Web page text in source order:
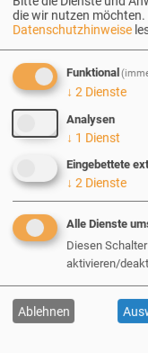
E
Mathias'
die wir nutzen möchten.
Datenschutzhinweise
Funktional
↓ 2 Dienste
Analysen
↓ 1 Dienst
Eingebettete
↓ 2 Dienste
Alle Dienste
Diesen
aktivieren/
Ablehnen